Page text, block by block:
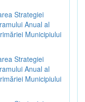
Strategiei
Anual al
Municipiului
Strategiei
Anual al
Municipiului